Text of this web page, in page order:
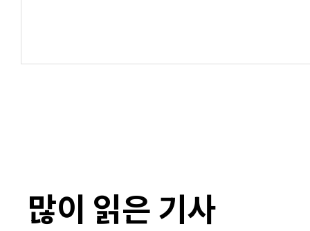
많이 읽은 기사